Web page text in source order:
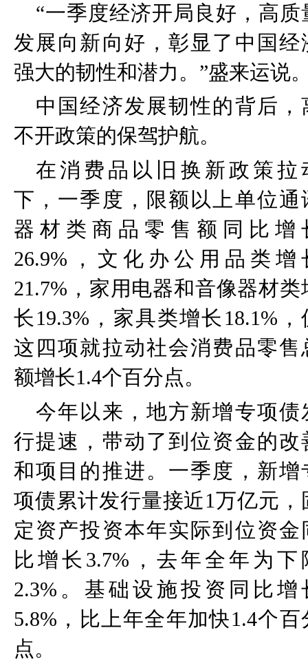
“一季度经济开局良好，高质
发展向新向好，彰显了中国经
强大的韧性和潜力。 ”盛来运说
中国经济发展韧性的背后，
不开政策的保驾护航。
在消费品以旧换新政策拉
下，一季度，限额以上单位通
器材类商品零售额同比增
26.9% ，文化办公用品类增
21.7% ，家用电器和音像器材类
长19.3% ，家具类增长 18.1%
这四项就拉动社会消费品零售
额增长1.4个百分点。
今年以来，地方新增专项债
行提速，带动了到位资金的改
和项目的推进。一季度，新增
项债累计发行量接近1万亿元，
定资产投资本年实际到位资金
比增长 3.7% ，去年全年为下
2.3% 。基础设施投资同比增
5.8% ，比上年全年加快1.4个百
点。